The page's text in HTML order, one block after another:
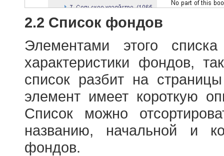
2.2 Список фондов
Элементами этого
характеристики фондов,
список разбит на
элемент имеет короткую
Список можно
названию, начальной и
фондов.